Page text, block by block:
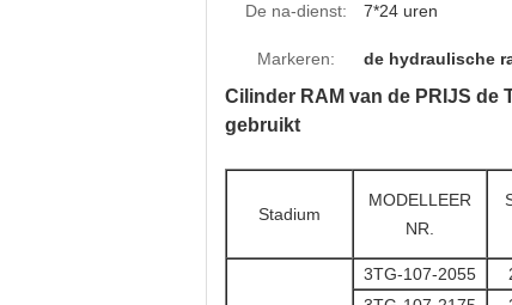
De na-dienst: 7*24 uren
Markeren: de hydraulische
Cilinder RAM van de PRIJS
gebruikt
Stadium
MODELLEER
NR.
3TG-107-2055